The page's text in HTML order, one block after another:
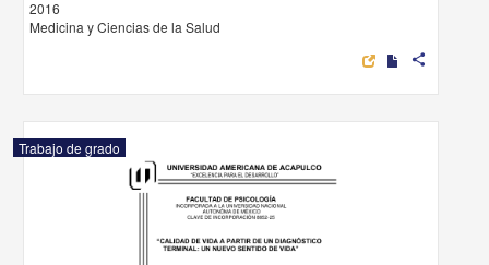
2016
Medicina y Ciencias de la Salud
share
Trabajo de grado